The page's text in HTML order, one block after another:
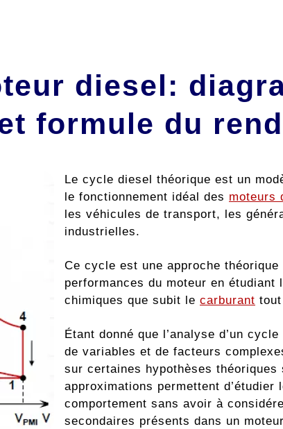
diesel:
formule du
Le cycle diesel théorique est un
le fonctionnement idéal des moteurs
les véhicules de transport, les
industrielles.
Ce cycle est une approche
performances du moteur en
chimiques que subit le carburant
Étant donné que l’analyse d’un
de variables et de facteurs
sur certaines hypothèses
approximations permettent
comportement sans avoir à
secondaires présents dans un